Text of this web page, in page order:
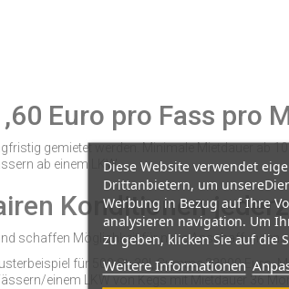
Euro pro Fass pro
gemietet werden. Minimale Mietdauer ab
ab einem LKW.
Konditionen
schaffen Möglichkeit für neue Anschaffungen.
für 500 St. 30l, Summe 23000
einem LKW von Kegs mit Mietdauer 36
Diese Website verwendet
Drittanbietern, um
Werbung in Bezug auf Ihre
analysieren navigation. Um
zu geben, klicken Sie auf die
Weitere Informationen